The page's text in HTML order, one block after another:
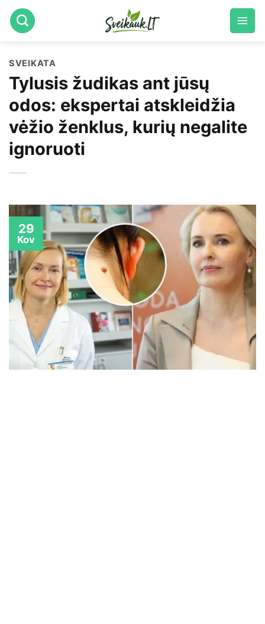
Skip
to
SVEIKATA
Tylusis žudikas ant jūsų
odos: ekspertai atskleidžia
vėžio ženklus, kurių negalite
ignoruoti
29
Kov